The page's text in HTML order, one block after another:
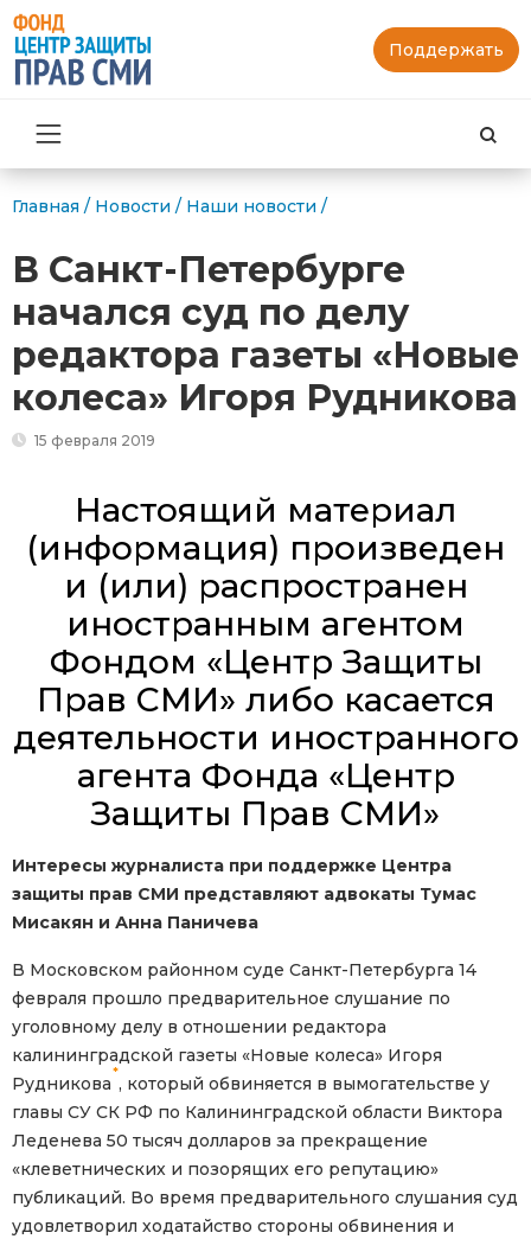
Поддержать
Главная / Новости / Наши новости /
В Санкт-Петербурге
начался суд по делу
редактора газеты «Новые
колеса» Игоря Рудникова
15 февраля 2019
Настоящий материал
(информация) произведен
и (или) распространен
иностранным агентом
Фондом «Центр Защиты
Прав СМИ» либо касается
деятельности иностранного
агента Фонда «Центр
Защиты Прав СМИ»
Интересы журналиста при поддержке Центра
защиты прав СМИ представляют адвокаты Тумас
Мисакян и Анна Паничева
В Московском районном суде Санкт-Петербурга 14
февраля прошло предварительное слушание по
уголовному делу в отношении редактора
калининградской газеты «Новые колеса» Игоря
Рудникова
*
, который обвиняется в вымогательстве у
главы СУ СК РФ по Калининградской области Виктора
Леденева 50 тысяч долларов за прекращение
«клеветнических и позорящих его репутацию»
публикаций. Во время предварительного слушания суд
удовлетворил ходатайство стороны обвинения и